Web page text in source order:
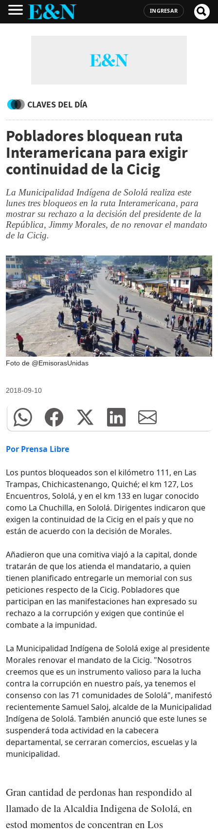
INGRESAR
CLAVES DEL DÍA
Pobladores bloquean ruta
Interamericana para exigir
continuidad de la Cicig
La Municipalidad Indígena de Sololá realiza este
lunes tres bloqueos en la ruta Interamericana, para
mostrar su rechazo a la decisión del presidente de la
República, Jimmy Morales, de no renovar el mandato
de la Cicig.
Foto de @EmisorasUnidas
2018-09-10
Por Prensa Libre
Los puntos bloqueados son el kilómetro 111, en Las
Trampas, Chichicastenango, Quiché; el km 127, Los
Encuentros, Sololá, y en el km 133 en lugar conocido
como La Chuchilla, en Sololá. Dirigentes indicaron que
exigen la continuidad de la Cicig en el país y que no
están de acuerdo con la decisión de Morales.
Añadieron que una comitiva viajó a la capital, donde
tratarán de que los atienda el mandatario, a quien
tienen planificado entregarle un memorial con sus
peticiones respecto de la Cicig. Pobladores que
participan en las manifestaciones han expresado su
rechazo a la corrupción y exigen que continúe el
combate a la impunidad.
La Municipalidad Indígena de Sololá exige al presidente
Morales renovar el mandato de la Cicig. "Nosotros
creemos que es un instrumento valioso para la lucha
contra la corrupción en nuestro país, ya tenemos el
consenso con las 71 comunidades de Sololá", manifestó
recientemente Samuel Saloj, alcalde de la Municipalidad
Indígena de Sololá. También anunció que este lunes se
suspenderá toda actividad en la cabecera
departamental, se cerraran comercios, escuelas y la
municipalidad.
Gran cantidad de perdonas han respondido al
llamado de la Alcaldia Indigena de Sololá, en
estod momentos de concentran en Los